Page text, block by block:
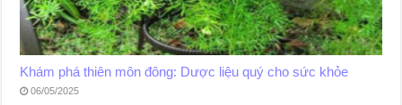
Khám phá thiên môn đông: Dược liệu quý cho sức khỏe
06/05/2025